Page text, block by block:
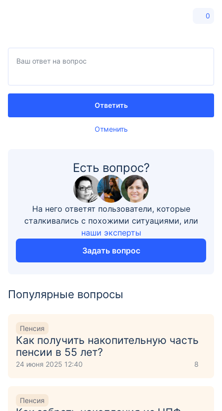
0
Отменить
Ответить
Есть вопрос?
На него ответят пользователи, которые
сталкивались с похожими ситуациями, или
наши эксперты
Задать вопрос
Популярные вопросы
Пенсия
Как получить накопительную часть
пенсии в 55 лет?
24 июня 2025 12:40 8
Пенсия